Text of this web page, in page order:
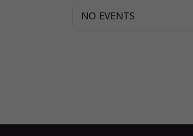
NO EVENTS